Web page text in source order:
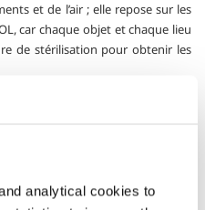
analytical cookies to
et de l’air ; elle repose sur les
car chaque objet et chaque lieu
de stérilisation pour obtenir les
à démontrer de façon
solutions, qui assurent à chaque
garantissant ainsi la